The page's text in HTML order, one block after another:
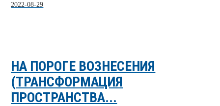
2022-08-29
НА ПОРОГЕ ВОЗНЕСЕНИЯ
(ТРАНСФОРМАЦИЯ
ПРОСТРАНСТВА...